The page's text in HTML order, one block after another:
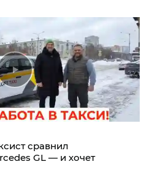
сравнил
GL — и хочет